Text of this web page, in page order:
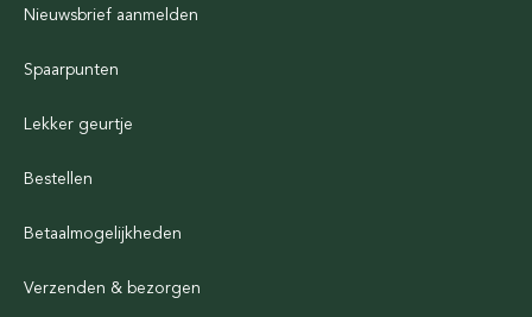
Nieuwsbrief aanmelden
Spaarpunten
Lekker geurtje
Bestellen
Betaalmogelijkheden
Verzenden & bezorgen